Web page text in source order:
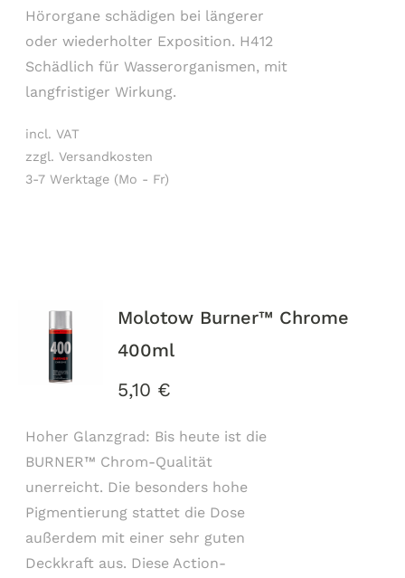
Hörorgane schädigen bei längerer
oder wiederholter Exposition. H412
Schädlich für Wasserorganismen, mit
langfristiger Wirkung.
incl. VAT
zzgl. Versandkosten
3-7 Werktage (Mo - Fr)
Molotow Burner™ Chrome
400ml
5,10 €
Hoher Glanzgrad: Bis heute ist die
BURNER™ Chrom-Qualität
unerreicht. Die besonders hohe
Pigmentierung stattet die Dose
außerdem mit einer sehr guten
Deckkraft aus. Diese Action-